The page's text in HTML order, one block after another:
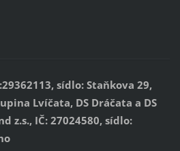
sídlo: Staňkova 29,
Lvíčata, DS Dráčata a DS
z.s., IČ: 27024580, sídlo: